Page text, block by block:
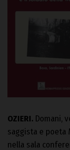
OZIERI. Domani,
saggista e poeta
nella sala